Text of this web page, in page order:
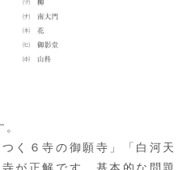
。
く６寺の御願寺」「白河天